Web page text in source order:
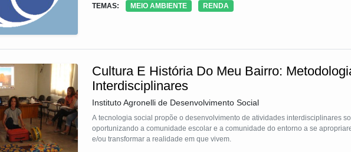
A BRS Kurumi apresenta porte baixo e atende a demanda por cultivares para
TEMAS: MEIO AMBIENTE RENDA
Cultura E História Do Meu Bairro:
Interdisciplinares
Instituto Agronelli de Desenvolvimento Social
A tecnologia social propõe o desenvolvimento de atividades interdisciplinares
oportunizando a comunidade escolar e a comunidade do entorno a se
e/ou transformar a realidade em que vivem.